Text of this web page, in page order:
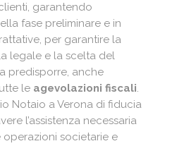
garantendo
fase preliminare e in
per garantire la
legale e la scelta del
predisporre, anche
le agevolazioni fiscali.
Notaio a Verona di fiducia
l’assistenza necessaria
societarie e